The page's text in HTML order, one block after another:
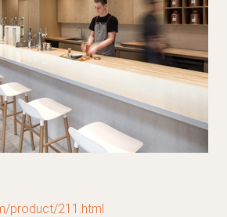
product/211.html